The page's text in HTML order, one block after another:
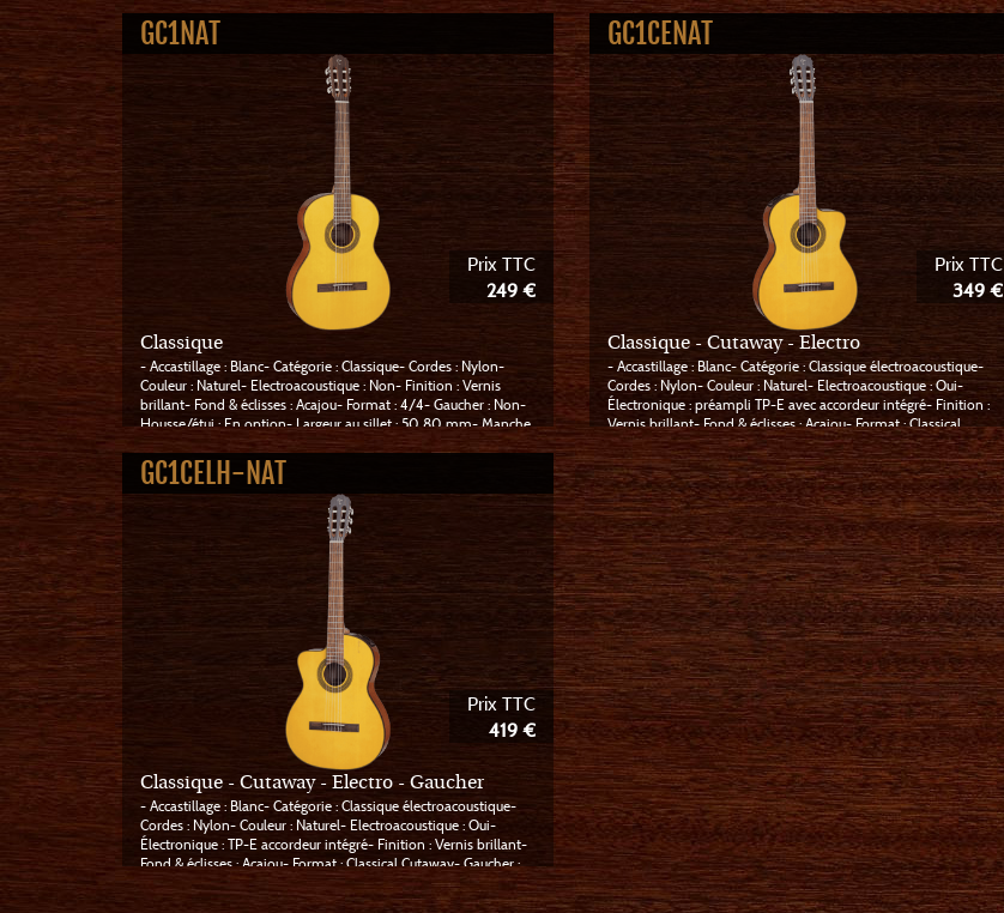
GC1NAT
Prix TTC
249 €
Classique
- Accastillage : Blanc- Catégorie : Classique- Cordes : Nylon-
Couleur : Naturel- Electroacoustique : Non- Finition : Vernis
brillant- Fond & éclisses : Acajou- Format : 4/4- Gaucher : Non-
Housse/étui : En option- Largeur au sillet : 50,80 mm- Manche
: Acajou- Nombre de cordes : 6- Nombre de frettes : 18- Pan
coupé : Non- Sillets : Os synthétique compensé- Table : Épicéa-
Touche : Palissandre- Type de manche : Collé
GC1CENAT
Prix TTC
349 €
Classique - Cutaway - Electro
- Accastillage : Blanc- Catégorie : Classique électroacoustique-
Cordes : Nylon- Couleur : Naturel- Electroacoustique : Oui-
Électronique : préampli TP-E avec accordeur intégré- Finition :
Vernis brillant- Fond & éclisses : Acajou- Format : Classical
Cutaway- Gaucher : Non- Housse/étui : En option- Largeur au
sillet : 50,80 mm- Manche : Acajou- Nombre de cordes : 6-
Nombre de frettes : 18- Pan coupé : Oui- Sillets : Os synthétique
compensé- Table : Épicéa- Touche : Laurier- Type de manche :
Collé
GC1CELH-NAT
Prix TTC
419 €
Classique - Cutaway - Electro - Gaucher
- Accastillage : Blanc- Catégorie : Classique électroacoustique-
Cordes : Nylon- Couleur : Naturel- Electroacoustique : Oui-
Électronique : TP-E accordeur intégré- Finition : Vernis brillant-
Fond & éclisses : Acajou- Format : Classical Cutaway- Gaucher :
Oui- Largeur au sillet : 50,80 mm- Manche : Acajou- Nombre
de cordes : 6- Nombre de frettes : 18- Pan coupé : Oui- Table :